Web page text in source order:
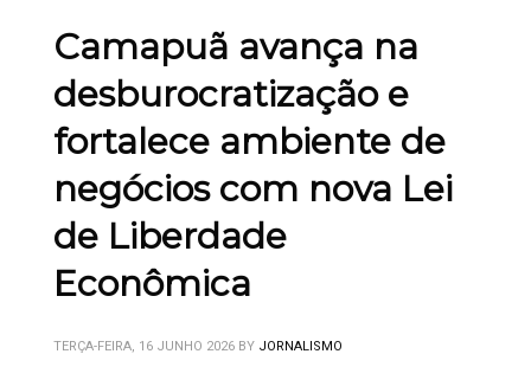
Camapuã avança na
desburocratização e
fortalece ambiente de
negócios com nova Lei
de Liberdade
Econômica
TERÇA-FEIRA, 16 JUNHO 2026 BY JORNALISMO